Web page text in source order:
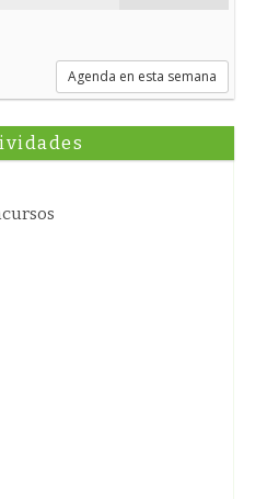
Agenda en esta semana